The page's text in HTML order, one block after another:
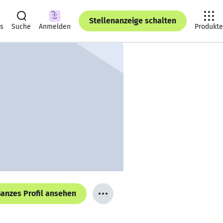
Suche Anmelden
Stellenanzeige schalten
Produkte
Profil ansehen